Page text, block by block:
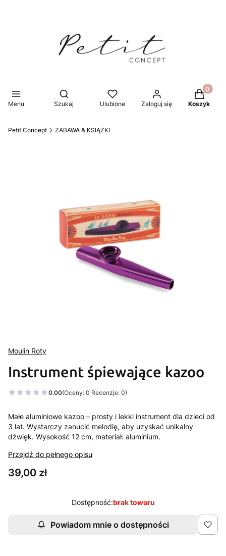
Menu
Otwórz wyszukiwarkę
Szukaj Ulubione Zaloguj się Koszyk
Petit Concept ZABAWA & KSIĄŻKI
Moulin Roty
Instrument śpiewające kazoo
0.00(Oceny: 0 Recenzje: 0)
Małe aluminiowe kazoo – prosty i lekki instrument dla dzieci od
3 lat. Wystarczy zanucić melodię, aby uzyskać unikalny
dźwięk. Wysokość 12 cm, materiał: aluminium.
Przejdź do pełnego opisu
Cena
39,00 zł
Dostępność:brak towaru
Powiadom mnie o dostępności